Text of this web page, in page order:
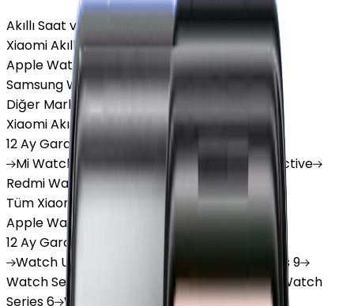
Akıllı Saat ve Bileklik
Xiaomi Akıllı Saat
Apple Watch
Samsung Watch
Diğer Markalar
Xiaomi Akıllı Saat
12 Ay Garanti
6 Taksit
MiWatch MiWatch Lite Redmi
Watch 3 Active
RedmiWatch 5 Lite RedmiWatch 5 Active
Tüm Xiaomi Akıllı Saat'lar
Apple Watch
12 Ay Garanti
Watch Ultra Series 10
Series 9
WatchSeries 8 Series 7 WatchSE
Watch
Series 6 Watch